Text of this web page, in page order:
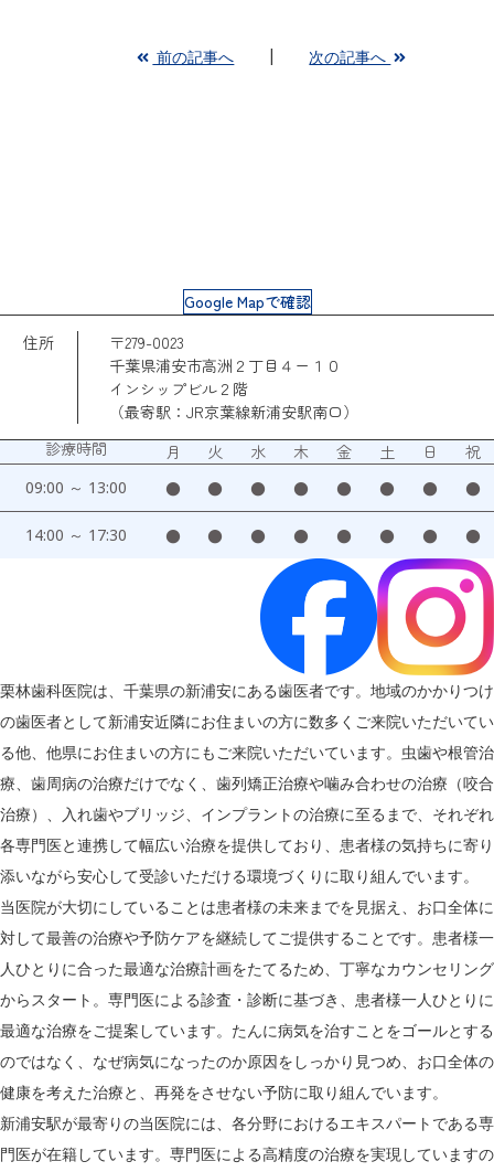
前の記事へ 次の記事へ
Google Mapで確認
住所
〒279-0023
千葉県浦安市高洲２丁目４ー１０
インシップビル２階
（最寄駅：JR京葉線新浦安駅南口）
診療時間
月 火 水 木 金 土 日 祝
09:00 ～ 13:00 ● ● ● ● ● ● ● ●
14:00 ～ 17:30 ● ● ● ● ● ● ● ●
栗林歯科医院は、千葉県の新浦安にある歯医者です。地域のかかりつけ
の歯医者として新浦安近隣にお住まいの方に数多くご来院いただいてい
る他、他県にお住まいの方にもご来院いただいています。虫歯や根管治
療、歯周病の治療だけでなく、歯列矯正治療や噛み合わせの治療（咬合
治療）、入れ歯やブリッジ、インプラントの治療に至るまで、それぞれ
各専門医と連携して幅広い治療を提供しており、患者様の気持ちに寄り
添いながら安心して受診いただける環境づくりに取り組んでいます。
当医院が大切にしていることは患者様の未来までを見据え、お口全体に
対して最善の治療や予防ケアを継続してご提供することです。患者様一
人ひとりに合った最適な治療計画をたてるため、丁寧なカウンセリング
からスタート。専門医による診査・診断に基づき、患者様一人ひとりに
最適な治療をご提案しています。たんに病気を治すことをゴールとする
のではなく、なぜ病気になったのか原因をしっかり見つめ、お口全体の
健康を考えた治療と、再発をさせない予防に取り組んでいます。
新浦安駅が最寄りの当医院には、各分野におけるエキスパートである専
門医が在籍しています。専門医による高精度の治療を実現していますの